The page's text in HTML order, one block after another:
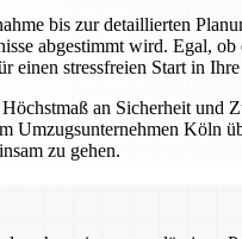
bis zur detaillierten
abgestimmt wird. Egal,
einen stressfreien Start in
an Sicherheit und
Umzugsunternehmen Köln
zu gehen.